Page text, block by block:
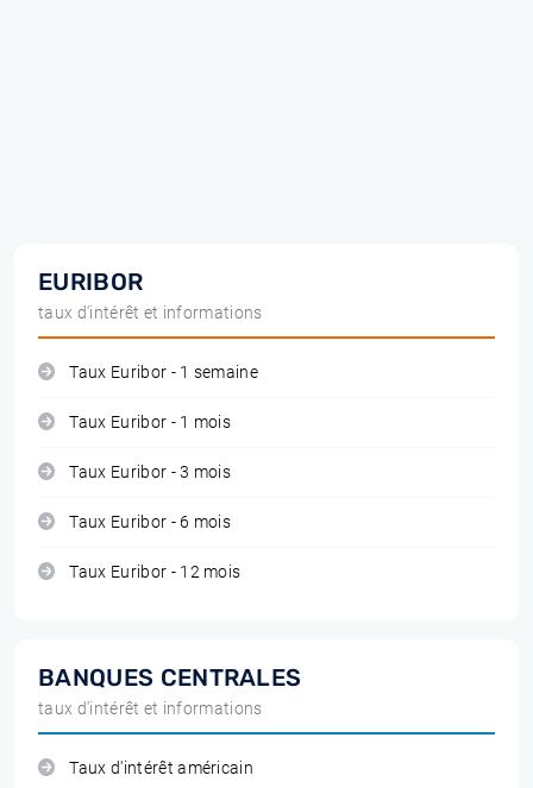
EURIBOR
taux d'intérêt et informations
Taux Euribor - 1 semaine
Taux Euribor - 1 mois
Taux Euribor - 3 mois
Taux Euribor - 6 mois
Taux Euribor - 12 mois
BANQUES CENTRALES
taux d'intérêt et informations
Taux d'intérêt américain